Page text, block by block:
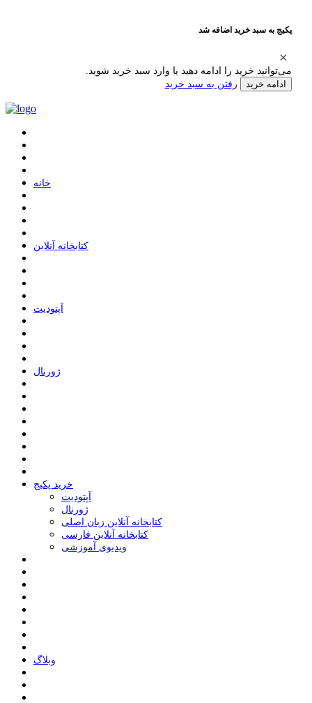
پکیج به سبد خرید اضافه شد
می‌توانید خرید را ادامه دهید یا وارد سبد خرید شوید.
ادامه خرید رفتن به سبد خرید
ﺧﺎﻧﻪ
ﮐﺘﺎﺑﺨﺎﻧﻪ ﺁﻧﻼﯾﻦ
ﺁﭘﺘﻮﺩﯾﺖ
ﮊﻭﺭﻧﺎﻝ
خرید پکیج
ﺁﭘﺘﻮﺩﯾﺖ
ﮊﻭﺭﻧﺎﻝ
کتابخانه آنلاین زبان اصلی
کتابخانه آنلاین فارسی
ویدیوی آموزشی
وبلاگ